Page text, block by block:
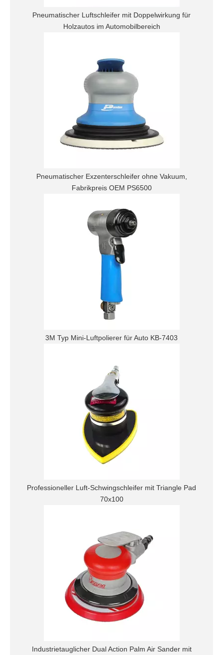
Pneumatischer Luftschleifer mit Doppelwirkung für
Holzautos im Automobilbereich
Pneumatischer Exzenterschleifer ohne Vakuum,
Fabrikpreis OEM PS6500
3M Typ Mini-Luftpolierer für Auto KB-7403
Professioneller Luft-Schwingschleifer mit Triangle Pad
70x100
Industrietauglicher Dual Action Palm Air Sander mit